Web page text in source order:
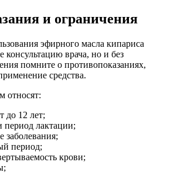
и ограничения
эфирного масла кипариса
консультацию врача, но и без
помните о противопоказаниях,
средства.
относят:
до 12 лет;
период лактации;
заболевания;
период;
крови;